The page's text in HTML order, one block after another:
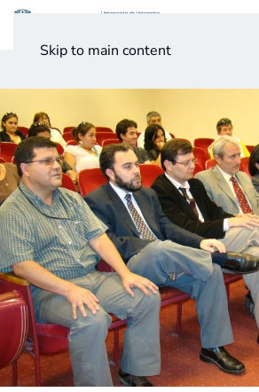
Skip to main content